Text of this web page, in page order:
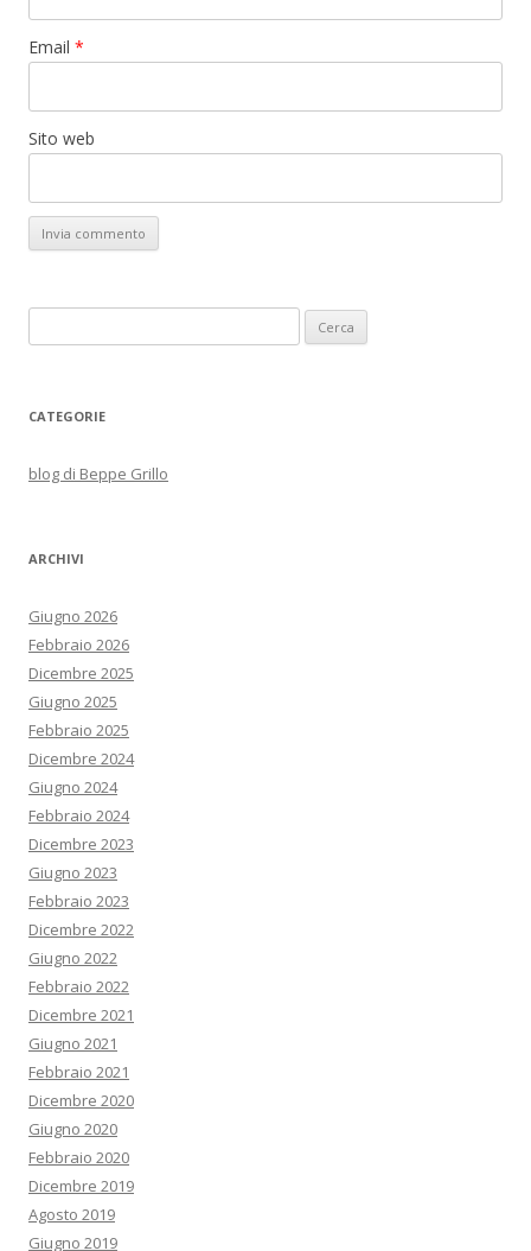
Email *
Sito web
per:
CATEGORIE
blog di Beppe Grillo
ARCHIVI
Giugno 2026
Febbraio 2026
Dicembre 2025
Giugno 2025
Febbraio 2025
Dicembre 2024
Giugno 2024
Febbraio 2024
Dicembre 2023
Giugno 2023
Febbraio 2023
Dicembre 2022
Giugno 2022
Febbraio 2022
Dicembre 2021
Giugno 2021
Febbraio 2021
Dicembre 2020
Giugno 2020
Febbraio 2020
Dicembre 2019
Agosto 2019
Giugno 2019